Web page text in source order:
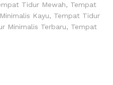
Tidur Mewah, Tempat
Kayu, Tempat Tidur
Minimalis Terbaru, Tempat